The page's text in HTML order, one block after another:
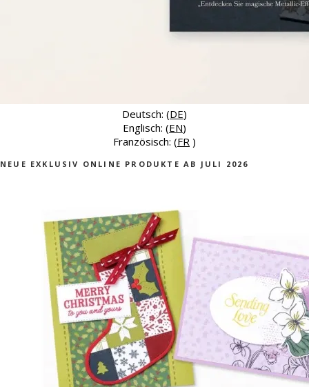
Deutsch: (DE)
Englisch: (EN)
Französisch: (FR )
NEUE EXKLUSIV ONLINE PRODUKTE AB JULI 2026